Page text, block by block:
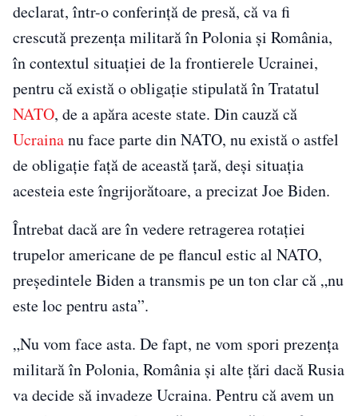
declarat, într-o conferinţă de presă, că va fi
crescută prezenţa militară în Polonia şi România,
în contextul situaţiei de la frontierele Ucrainei,
pentru că există o obligaţie stipulată în Tratatul
NATO, de a apăra aceste state. Din cauză că
Ucrainanu face parte din NATO, nu există o astfel
de obligaţie faţă de această țară, deşi situaţia
acesteia este îngrijorătoare, a precizat Joe Biden.
Întrebat dacă are în vedere retragerea rotației
trupelor americane de pe flancul estic al NATO,
președintele Biden a transmis pe un ton clar că „nu
este loc pentru asta”.
„Nu vom face asta. De fapt, ne vom spori prezența
militară în Polonia, România și alte țări dacă Rusia
va decide să invadeze Ucraina. Pentru că avem un